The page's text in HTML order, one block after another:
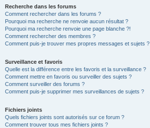
Recherche dans les forums
Comment rechercher dans les forums ?
Pourquoi ma recherche ne renvoie aucun résultat ?
Pourquoi ma recherche renvoie une page blanche ?!
Comment rechercher des membres ?
Comment puis-je trouver mes propres messages et sujets ?
Surveillance et favoris
Quelle est la différence entre les favoris et la surveillance ?
Comment mettre en favoris ou surveiller des sujets ?
Comment surveiller des forums ?
Comment puis-je supprimer mes surveillances de sujets ?
Fichiers joints
Quels fichiers joints sont autorisés sur ce forum ?
Comment trouver tous mes fichiers joints ?